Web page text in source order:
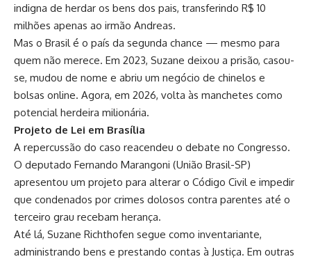
indigna de herdar os bens dos pais, transferindo R$ 10
milhões apenas ao irmão Andreas.
Mas o Brasil é o país da segunda chance — mesmo para
quem não merece. Em 2023, Suzane deixou a prisão, casou-
se, mudou de nome e abriu um negócio de chinelos e
bolsas online. Agora, em 2026, volta às manchetes como
potencial herdeira milionária.
Projeto de Lei em Brasília
A repercussão do caso reacendeu o debate no Congresso.
O deputado Fernando Marangoni (União Brasil-SP)
apresentou um projeto para alterar o Código Civil e impedir
que condenados por crimes dolosos contra parentes até o
terceiro grau recebam herança.
Até lá, Suzane Richthofen segue como inventariante,
administrando bens e prestando contas à Justiça. Em outras